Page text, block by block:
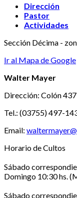
Dirección
Pastor
Actividades
Sección Décima -
Ir al Mapa de Google
Walter Mayer
Dirección: Colón
Tel.: (03755) 497-
Email:
Horario de Cultos
Sábado
Domingo 10:30 hs.
Sábado